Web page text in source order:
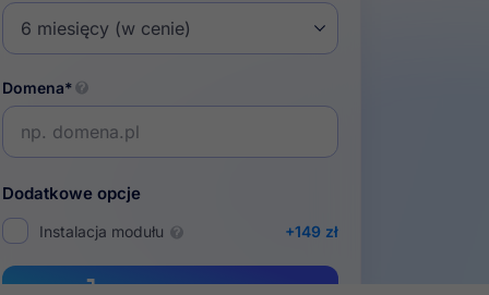
Domena*
Dodatkowe opcje
Instalacja modułu +149 zł